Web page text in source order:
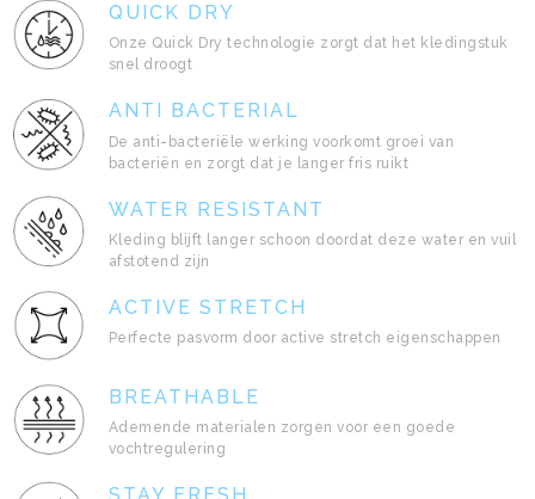
QUICK DRY
Onze Quick Dry technologie zorgt dat het kledingstuk
snel droogt
ANTI BACTERIAL
De anti-bacteriële werking voorkomt groei van
bacteriën en zorgt dat je langer fris ruikt
WATER RESISTANT
Kleding blijft langer schoon doordat deze water en vuil
afstotend zijn
ACTIVE STRETCH
Perfecte pasvorm door active stretch eigenschappen
BREATHABLE
Ademende materialen zorgen voor een goede
vochtregulering